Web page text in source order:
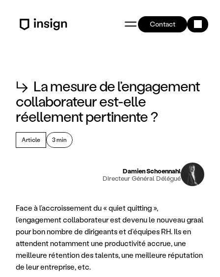
Contact
↳ La mesure de l’engagement
collaborateur est-elle
réellement pertinente ?
Article 3 min
Damien Schoennahl
Directeur Général Délégué
Face à l’accroissement du « quiet quitting »,
l’engagement collaborateur est devenu le nouveau graal
pour bon nombre de dirigeants et d’équipes RH. Ils en
attendent notamment une productivité accrue, une
meilleure rétention des talents, une meilleure réputation
de leur entreprise, etc.